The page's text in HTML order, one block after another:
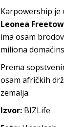
Karpowership
Leonea
ima osam
miliona
Prema
osam afričkih
zemalja.
Izvor: BIZLife